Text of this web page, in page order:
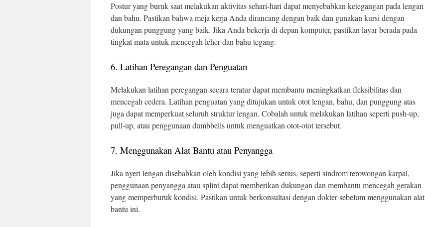
Postur yang buruk saat melakukan aktivitas sehari-hari dapat menyebabkan ketegangan pada lengan
dan bahu. Pastikan bahwa meja kerja Anda dirancang dengan baik dan gunakan kursi dengan
dukungan punggung yang baik. Jika Anda bekerja di depan komputer, pastikan layar berada pada
tingkat mata untuk mencegah leher dan bahu tegang.
6. Latihan Peregangan dan Penguatan
Melakukan latihan peregangan secara teratur dapat membantu meningkatkan fleksibilitas dan
mencegah cedera. Latihan penguatan yang ditujukan untuk otot lengan, bahu, dan punggung atas
juga dapat memperkuat seluruh struktur lengan. Cobalah untuk melakukan latihan seperti push-up,
pull-up, atau penggunaan dumbbells untuk menguatkan otot-otot tersebut.
7. Menggunakan Alat Bantu atau Penyangga
Jika nyeri lengan disebabkan oleh kondisi yang lebih serius, seperti sindrom terowongan karpal,
penggunaan penyangga atau splint dapat memberikan dukungan dan membantu mencegah gerakan
yang memperburuk kondisi. Pastikan untuk berkonsultasi dengan dokter sebelum menggunakan alat
bantu ini.